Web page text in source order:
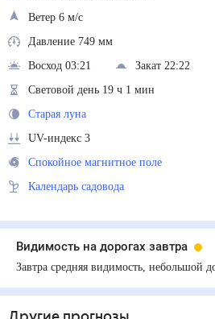
Ветер 6 м/с
Давление 749 мм
Восход 03:21
Закат 22:22
Световой день 19 ч 1 мин
Старая луна
UV-индекс 3
Спокойное магнитное поле
Календарь садовода
Видимость на дорогах завтра
Завтра средняя видимость,